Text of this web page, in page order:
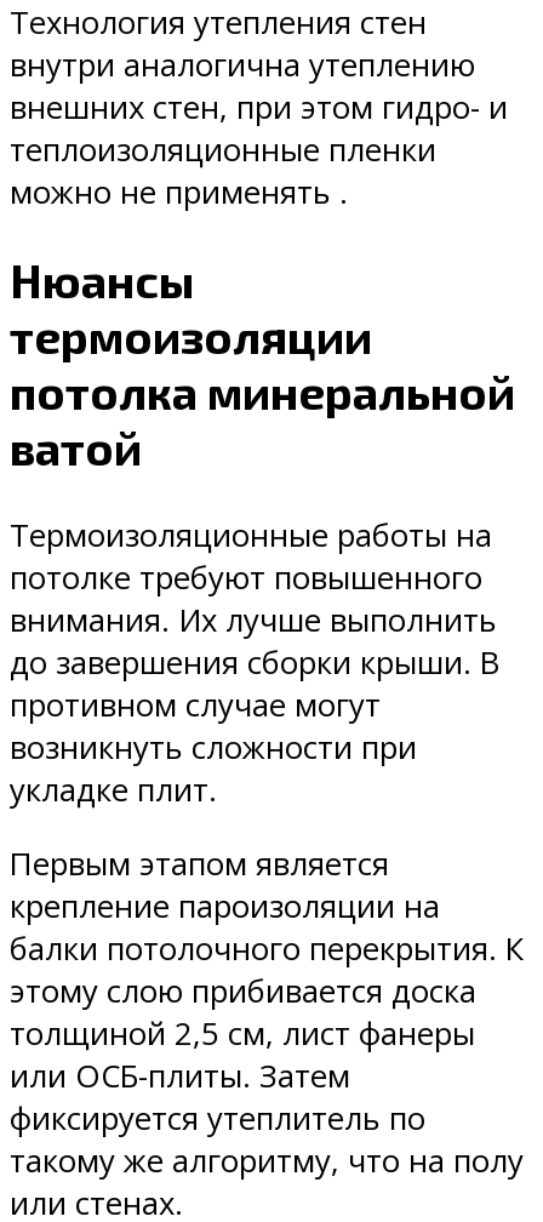
Технология утепления стен
внутри аналогична утеплению
внешних стен, при этом гидро- и
теплоизоляционные пленки
можно не применять .
Нюансы
термоизоляции
потолка минеральной
ватой
Термоизоляционные работы на
потолке требуют повышенного
внимания. Их лучше выполнить
до завершения сборки крыши. В
противном случае могут
возникнуть сложности при
укладке плит.
Первым этапом является
крепление пароизоляции на
балки потолочного перекрытия. К
этому слою прибивается доска
толщиной 2,5 см, лист фанеры
или ОСБ-плиты. Затем
фиксируется утеплитель по
такому же алгоритму, что на полу
или стенах.